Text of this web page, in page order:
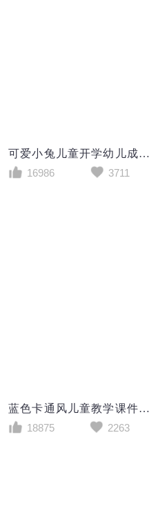
可爱小兔儿童开学幼儿成长教育课件PPT模板
16986
3711
蓝色卡通风儿童教学课件通用PPT模板
18875
2263